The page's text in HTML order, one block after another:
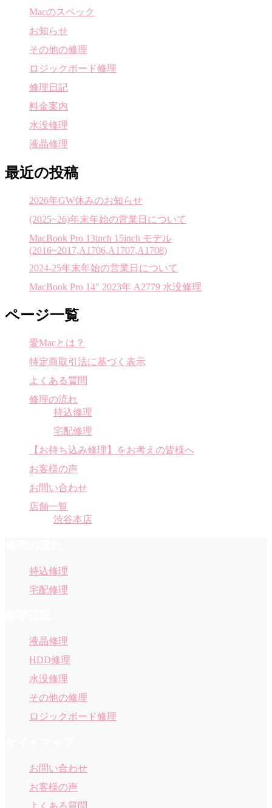
Macのスペック
お知らせ
その他の修理
ロジックボード修理
修理日記
料金案内
水没修理
液晶修理
最近の投稿
2026年GW休みのお知らせ
(2025~26)年末年始の営業日について
MacBook Pro 13inch 15inch モデル
(2016~2017,A1706,A1707,A1708)
2024-25年末年始の営業日について
MacBook Pro 14″ 2023年 A2779 水没修理
ページ一覧
愛Macとは？
特定商取引法に基づく表示
よくある質問
修理の流れ
持込修理
宅配修理
【お持ち込み修理】をお考えの皆様へ
お客様の声
お問い合わせ
店舗一覧
渋谷本店
持込修理
宅配修理
液晶修理
HDD修理
水没修理
その他の修理
ロジックボード修理
お問い合わせ
お客様の声
よくある質問